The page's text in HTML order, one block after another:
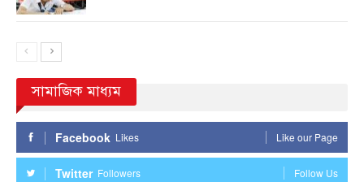
সামাজিক মাধ্যম
Facebook Likes Like our Page
Twitter Followers Follow Us